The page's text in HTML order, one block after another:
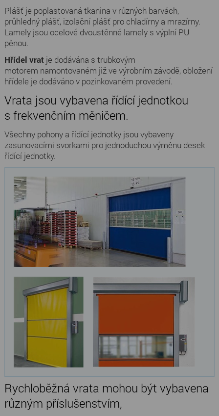
Plášť je poplastovaná tkanina v různých barvách,
průhledný plášť, izolační plášť pro chladírny a mrazírny.
Lamely jsou ocelové dvoustěnné lamely s výplní PU
pěnou.
Hřídel vrat je dodávána s trubkovým
motorem namontovaném již ve výrobním závodě, obložení
hřídele je dodáváno v pozinkovaném provedení.
Vrata jsou vybavena řídící jednotkou
s frekvenčním měničem.
Všechny pohony a řídící jednotky jsou vybaveny
zasunovacími svorkami pro jednoduchou výměnu desek
řídící jednotky.
Rychloběžná vrata mohou být vybavena
různým příslušenstvím,